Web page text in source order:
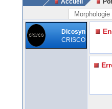
Accueil
Morphologie
Dicosyn
CRISCO